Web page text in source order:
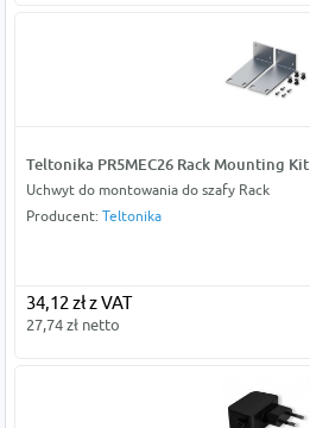
Teltonika PR5MEC26 Rack Mounting Kit
Uchwyt do montowania do szafy Rack
Producent: Teltonika
34,12 zł z VAT
27,74 zł netto